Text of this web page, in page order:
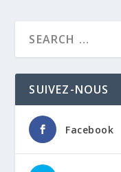
SUIVEZ-NOUS
Facebook